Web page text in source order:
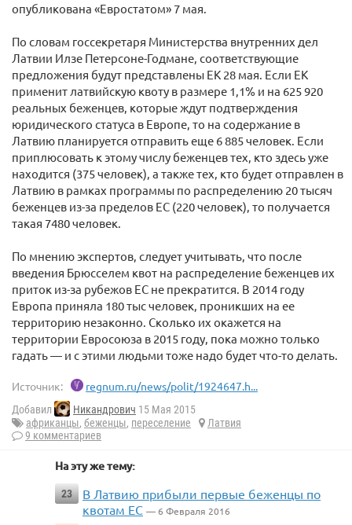
опубликована «Евростатом» 7 мая.
По словам госсекретаря Министерства внутренних дел
Латвии Илзе Петерсоне-Годмане, соответствующие
предложения будут представлены ЕК 28 мая. Если ЕК
применит латвийскую квоту в размере 1,1% и на 625 920
реальных беженцев, которые ждут подтверждения
юридического статуса в Европе, то на содержание в
Латвию планируется отправить еще 6 885 человек. Если
приплюсовать к этому числу беженцев тех, кто здесь уже
находится (375 человек), а также тех, кто будет отправлен в
Латвию в рамках программы по распределению 20 тысяч
беженцев из-за пределов ЕС (220 человек), то получается
такая 7480 человек.
По мнению экспертов, следует учитывать, что после
введения Брюсселем квот на распределение беженцев их
приток из-за рубежов ЕС не прекратится. В 2014 году
Европа приняла 180 тыс человек, проникших на ее
территорию незаконно. Сколько их окажется на
территории Евросоюза в 2015 году, пока можно только
гадать — и с этими людьми тоже надо будет что-то делать.
Источник: regnum.ru/news/polit/1924647.h...
Добавил Никандрович 15 Мая 2015
африканцы, беженцы, переселение
Латвия
9 комментариев
На эту же тему:
23
В Латвию прибыли первые беженцы по
квотам ЕС — 6 Февраля 2016